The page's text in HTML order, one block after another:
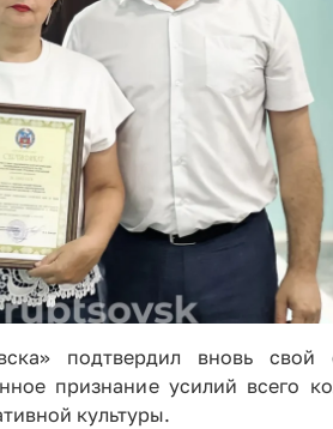
подтвердил вновь свой
признание усилий всего
культуры.